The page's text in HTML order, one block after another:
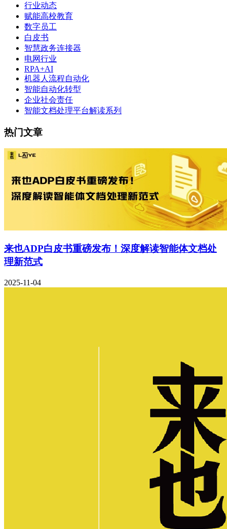
行业动态
赋能高校教育
数字员工
白皮书
智慧政务连接器
电网行业
RPA+AI
机器人流程自动化
智能自动化转型
企业社会责任
智能文档处理平台解读系列
热门文章
来也ADP白皮书重磅发布！深度解读智能体文档处
理新范式
2025-11-04